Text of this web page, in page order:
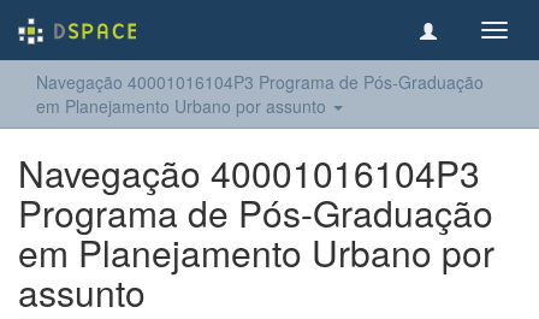
Navegação 40001016104P3 Programa de Pós-Graduação
em Planejamento Urbano por assunto
Navegação 40001016104P3
Programa de Pós-Graduação
em Planejamento Urbano por
assunto